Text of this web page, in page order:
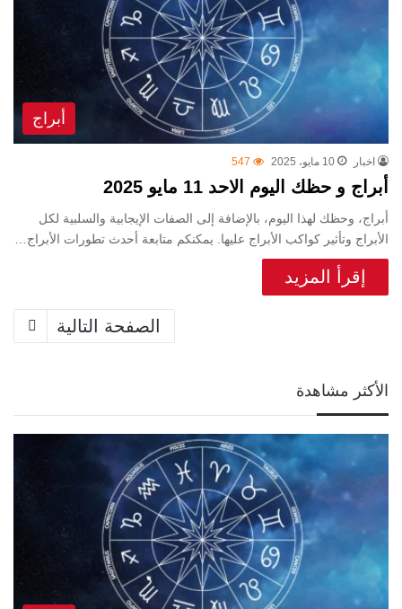
أبراج
اخبار 10 مايو، 2025 547
أبراج و حظك اليوم الاحد 11 مايو 2025
أبراج، وحظك لهذا اليوم، بالإضافة إلى الصفات الإيجابية والسلبية لكل
الأبراج وتأثير كواكب الأبراج عليها. يمكنكم متابعة أحدث تطورات الأبراج…
إقرأ المزيد
الصفحة التالية
الأكثر مشاهدة